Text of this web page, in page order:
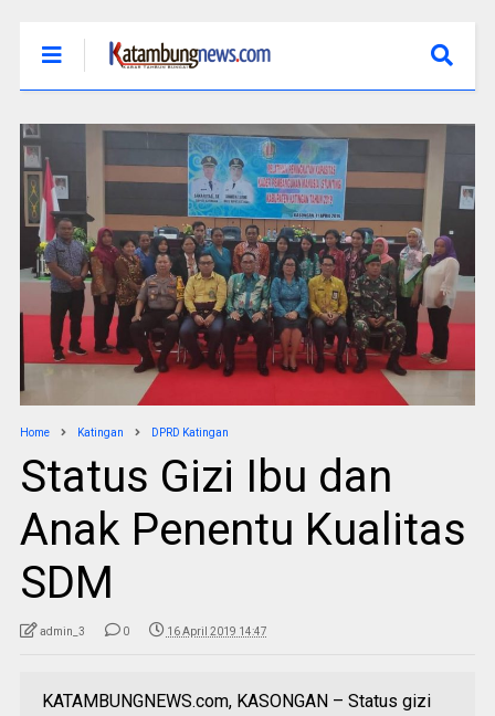
Home Katingan DPRD Katingan
Status Gizi Ibu dan
Anak Penentu Kualitas
SDM
admin_3 0 16 April 2019 14:47
KATAMBUNGNEWS.com, KASONGAN – Status gizi